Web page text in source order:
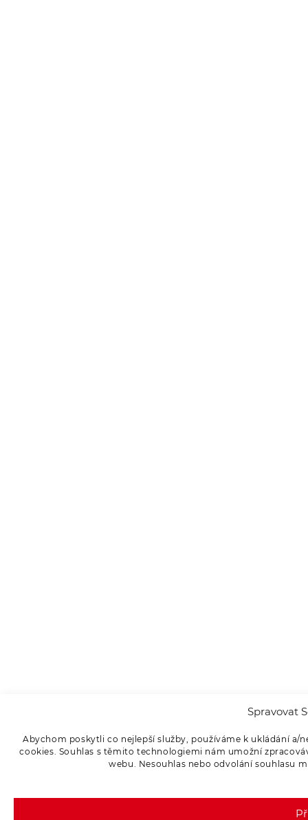
Spravovat
Abychom poskytli co nejlepší služby, používáme k ukládání
cookies. Souhlas s těmito technologiemi nám umožní
webu. Nesouhlas nebo odvolání souhlasu